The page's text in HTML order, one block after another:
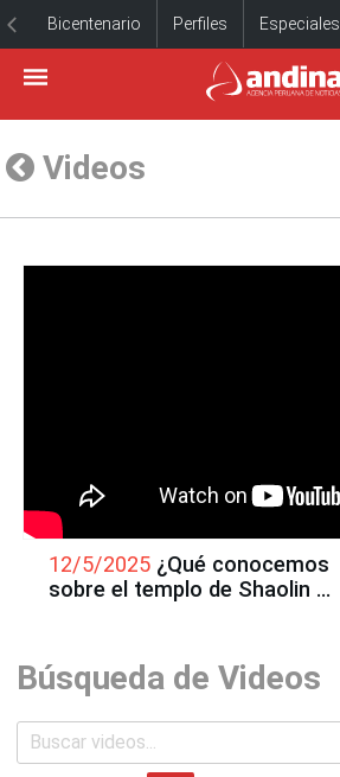
Bicentenario Perfiles Especiales
Videos
12/5/2025 ¿Qué conocemos
sobre el templo de Shaolin y
Búsqueda de Videos